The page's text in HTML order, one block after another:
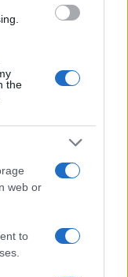
the
web or
to
nella
o
di